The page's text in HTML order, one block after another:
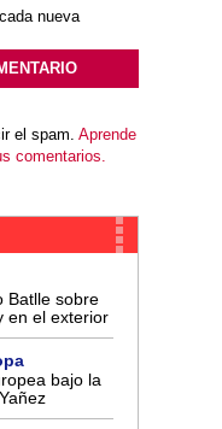
nueva
el spam. Aprende
comentarios.
Batlle sobre
en el exterior
bajo la